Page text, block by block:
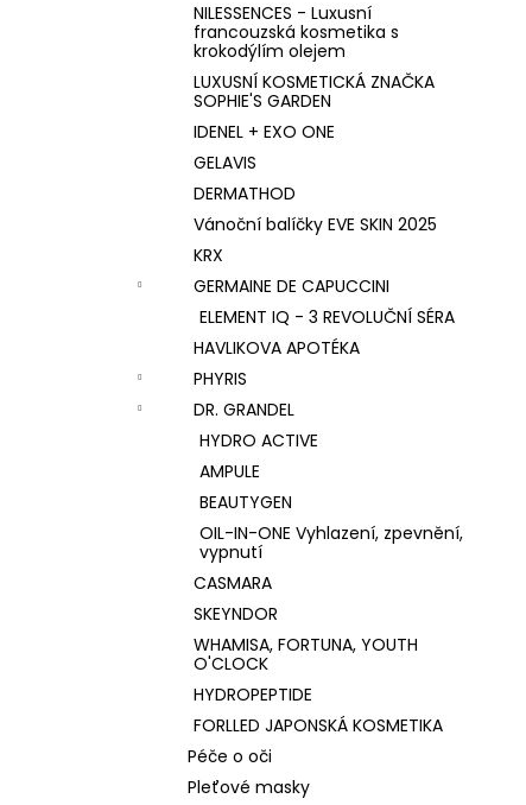
NILESSENCES - Luxusní
francouzská kosmetika s
krokodýlím olejem
LUXUSNÍ KOSMETICKÁ ZNAČKA
SOPHIE'S GARDEN
IDENEL + EXO ONE
GELAVIS
DERMATHOD
Vánoční balíčky EVE SKIN 2025
KRX
GERMAINE DE CAPUCCINI
ELEMENT IQ - 3 REVOLUČNÍ SÉRA
HAVLIKOVA APOTÉKA
PHYRIS
DR. GRANDEL
HYDRO ACTIVE
AMPULE
BEAUTYGEN
OIL-IN-ONE Vyhlazení, zpevnění,
vypnutí
CASMARA
SKEYNDOR
WHAMISA, FORTUNA, YOUTH
O'CLOCK
HYDROPEPTIDE
FORLLED JAPONSKÁ KOSMETIKA
Péče o oči
Pleťové masky